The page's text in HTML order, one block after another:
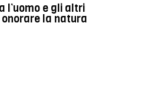
l’uomo e gli altri
la natura